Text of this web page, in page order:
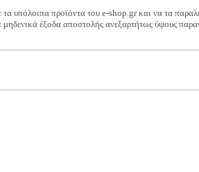
υπόλοιπα προϊόντα του e-shop.gr και να τα
έξοδα αποστολής ανεξαρτήτως ύψους